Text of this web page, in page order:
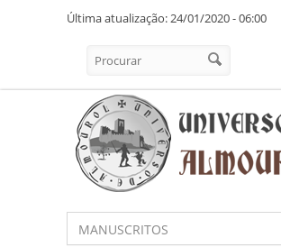
Pasar al contenido principal
Última atualização: 24/01/2020 - 06:00
Formulario de búsqueda
Procurar